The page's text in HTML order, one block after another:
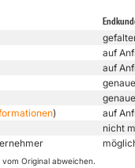
auf
auf
)
auf
nicht
Original abweichen.